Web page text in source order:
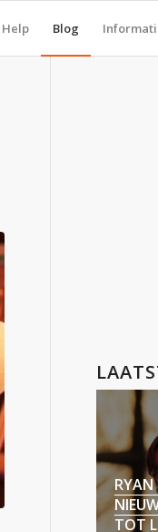
Help Blog
RYAN
TOT